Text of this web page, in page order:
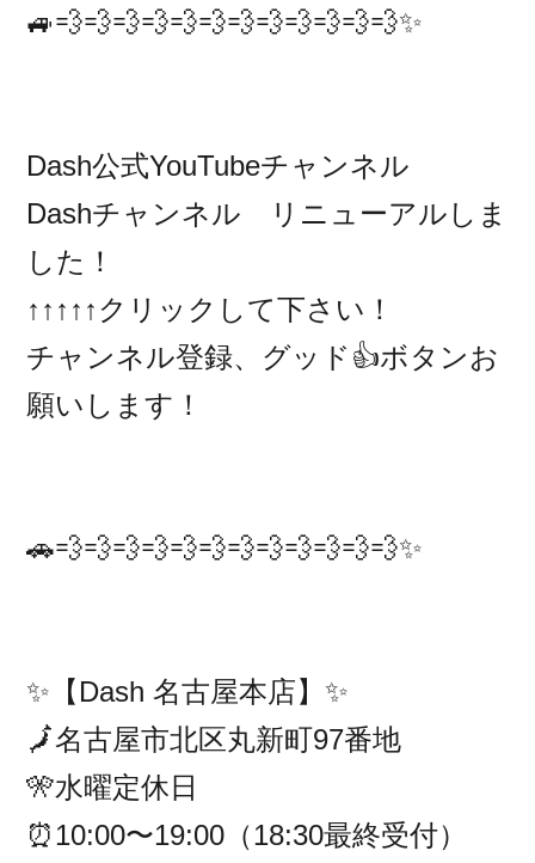
🚙💨💨💨💨💨💨💨💨💨💨💨💨✨
Dash公式YouTubeチャンネル
Dashチャンネル リニューアルしま
した！
↑↑↑↑↑クリックして下さい！
チャンネル登録、グッド👍ボタンお
願いします！
🚗💨💨💨💨💨💨💨💨💨💨💨💨✨
✨【Dash 名古屋本店】✨
🗾名古屋市北区丸新町97番地
🎌水曜定休日
⏰10:00〜19:00（18:30最終受付）